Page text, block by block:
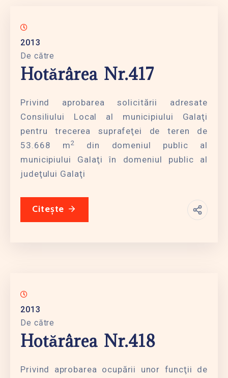
2013
De către
Hotărârea Nr.417
Privind aprobarea solicitării adresate
Consiliului Local al municipiului Galaţi
pentru trecerea suprafeţei de teren de
53.668 m2
din domeniul public al
municipiului Galaţi în domeniul public al
judeţului Galaţi
Citește
2013
De către
Hotărârea Nr.418
Privind aprobarea ocupării unor funcţii de